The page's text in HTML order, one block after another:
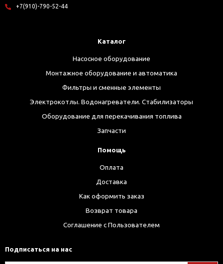
+7(910)-790-52-44
Каталог
Насосное оборудование
Монтажное оборудование и автоматика
Фильтры и сменные элементы
Электрокотлы. Водонагреватели. Стабилизаторы
Оборудование для перекачивания топлива
Запчасти
Помощь
Оплата
Доставка
Как оформить заказ
Возврат товара
Соглашение с Пользователем
Подписаться на нас